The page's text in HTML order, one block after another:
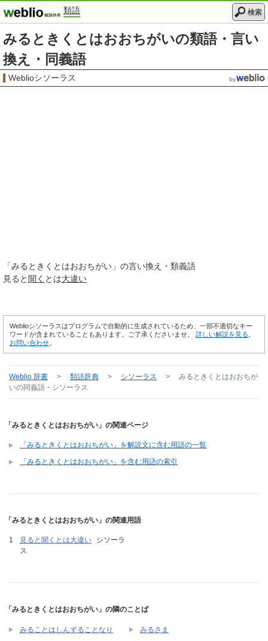
類語 検索
みるときくとはおおちがいの類語・言い
換え・同義語
Weblioシソーラス
「みるときくとはおおちがい 」の言い換え・類義語
見ると 聞く とは大違い
Weblioシソーラスはプログラムで自動的に生成されているため、一部不適切なキー
ワードが含まれていることもあります。ご了承くださいませ。 詳しい解説を見る
お問い合わせ
Weblio 辞書 > 類語辞典 > シソーラス >
みるときくとはおおちが
いの同義語・シソーラス
「みるときくとはおおちがい」の関連ページ
「みるときくとはおおちがい」を解説文に含む用語の一覧
「みるときくとはおおちがい」を含む用語の索引
「みるときくとはおおちがい」の関連用語
見ると聞くとは大違い
シソーラ
ス
「みるときくとはおおちがい」の隣のことば
みることはしんずることなり みるさま